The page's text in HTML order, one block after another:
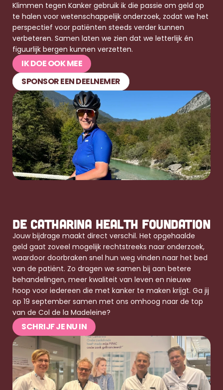
Klimmen tegen Kanker gebruik ik die passie om geld op
te halen voor wetenschappelijk onderzoek, zodat we het
perspectief voor patiënten steeds verder kunnen
verbeteren. Samen laten we zien dat we letterlijk én
figuurlijk bergen kunnen verzetten.
IK DOE OOK MEE
SPONSOR EEN DEELNEMER
DE CATHARINA HEALTH FOUNDATION
Jouw bijdrage maakt direct verschil. Het opgehaalde
geld gaat zoveel mogelijk rechtstreeks naar onderzoek,
waardoor doorbraken snel hun weg vinden naar het bed
van de patiënt. Zo dragen we samen bij aan betere
behandelingen, meer kwaliteit van leven en nieuwe
hoop voor iedereen die met kanker te maken krijgt. Ga jij
op 19 september samen met ons omhoog naar de top
van de Col de la Madeleine?
SCHRIJF JE NU IN